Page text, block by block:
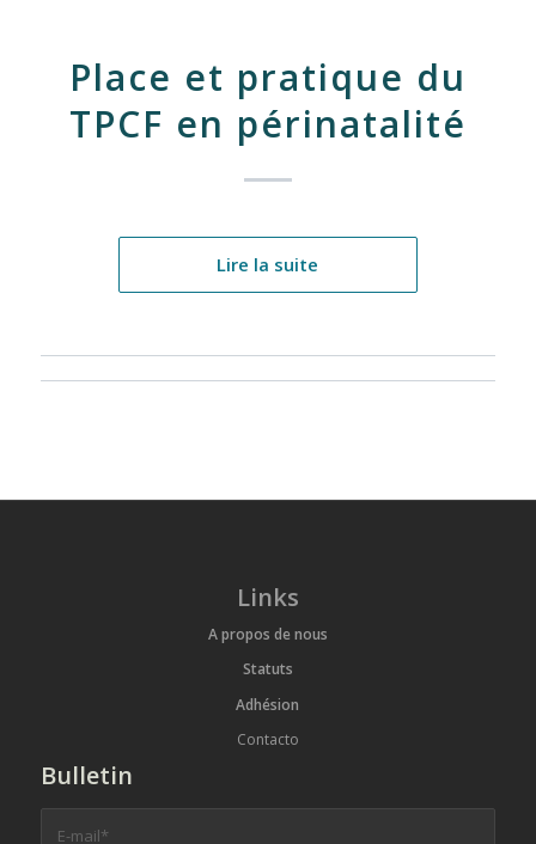
Place et pratique du
TPCF en périnatalité
Lire la suite
Links
A propos de nous
Statuts
Adhésion
Contacto
Bulletin